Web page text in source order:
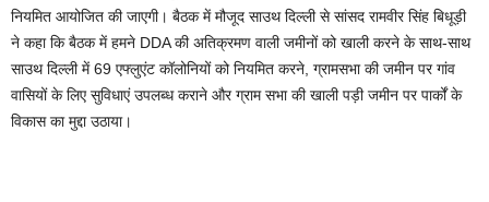
नियमित आयोजित की जाएगी। बैठक में मौजूद साउथ दिल्ली से सांसद रामवीर सिंह बिधूड़ी
ने कहा कि बैठक में हमने DDA की अतिक्रमण वाली जमीनों को खाली करने के साथ-साथ
साउथ दिल्ली में 69 एफ्लुएंट कॉलोनियों को नियमित करने, ग्रामसभा की जमीन पर गांव
वासियों के लिए सुविधाएं उपलब्ध कराने और ग्राम सभा की खाली पड़ी जमीन पर पार्कों के
विकास का मुद्दा उठाया।